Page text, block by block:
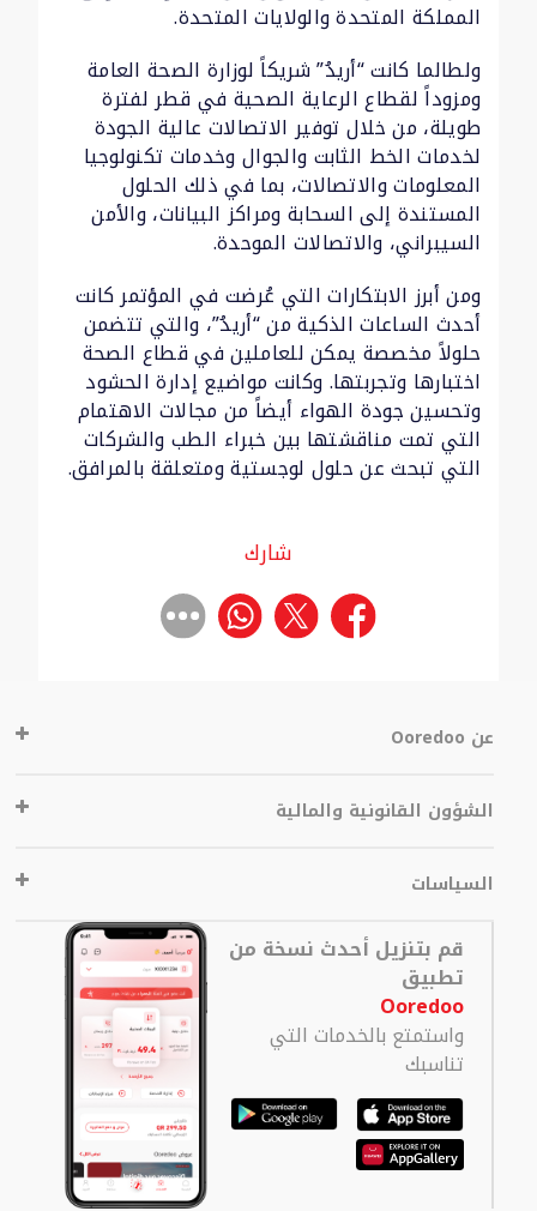
المملكة المتحدة والولايات المتحدة.
ولطالما كانت “أريدُ” شريكاً لوزارة الصحة العامة
ومزوداً لقطاع الرعاية الصحية في قطر لفترة
طويلة، من خلال توفير الاتصالات عالية الجودة
لخدمات الخط الثابت والجوال وخدمات تكنولوجيا
المعلومات والاتصالات، بما في ذلك الحلول
المستندة إلى السحابة ومراكز البيانات، والأمن
السيبراني، والاتصالات الموحدة.
ومن أبرز الابتكارات التي عُرضت في المؤتمر كانت
أحدث الساعات الذكية من “أريدُ”، والتي تتضمن
حلولاً مخصصة يمكن للعاملين في قطاع الصحة
اختبارها وتجربتها. وكانت مواضيع إدارة الحشود
وتحسين جودة الهواء أيضاً من مجالات الاهتمام
التي تمت مناقشتها بين خبراء الطب والشركات
التي تبحث عن حلول لوجستية ومتعلقة بالمرافق.
شارك
عن Ooredoo
الشؤون القانونية والمالية
السياسات
قم بتنزيل أحدث نسخة من
تطبيق
Ooredoo
واستمتع بالخدمات التي
تناسبك